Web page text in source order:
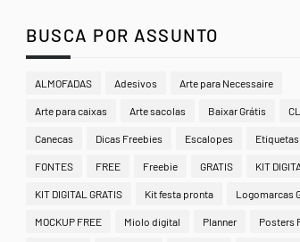
BUSCA POR ASSUNTO
ALMOFADAS Adesivos Arte para Necessaire
Arte para caixas Arte sacolas Baixar Grátis
Canecas Dicas Freebies Escalopes Etiquetas
FONTES FREE Freebie GRATIS KIT
KIT DIGITAL GRATIS Kit festa pronta Logomarcas
MOCKUP FREE Miolo digital Planner Posters